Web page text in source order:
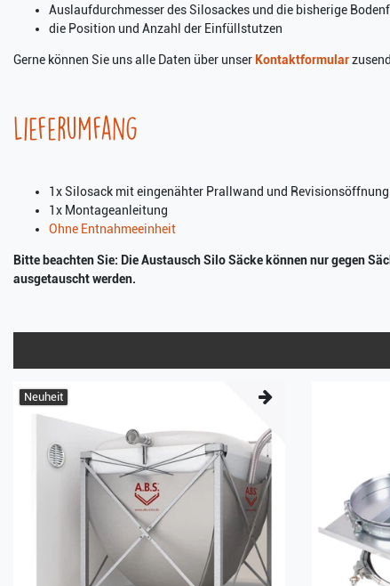
Auslaufdurchmesser des Silosackes und die bisherige
die Position und Anzahl der Einfüllstutzen
Gerne können Sie uns alle Daten über unser Kontaktformular
Lieferumfang
1x Silosack mit eingenähter Prallwand und
1x Montageanleitung
Ohne Entnahmeeinheit
Bitte beachten Sie: Die Austausch Silo Säcke können nur gegen
ausgetauscht werden.
Neuheit